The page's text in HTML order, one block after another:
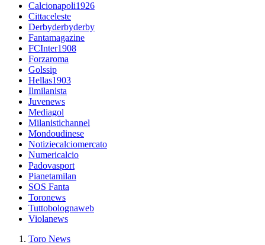
Calcionapoli1926
Cittaceleste
Derbyderbyderby
Fantamagazine
FCInter1908
Forzaroma
Golssip
Hellas1903
Ilmilanista
Juvenews
Mediagol
Milanistichannel
Mondoudinese
Notiziecalciomercato
Numericalcio
Padovasport
Pianetamilan
SOS Fanta
Toronews
Tuttobolognaweb
Violanews
Toro News